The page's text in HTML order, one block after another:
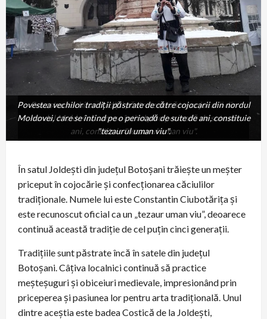
Povestea vechilor tradiții păstrate de către cojocarii din
nordul Moldovei, care se întind pe o perioadă de sute de
ani, constituie "tezaurul uman viu".
Povestea vechilor tradiții păstrate de către cojocarii din nordul
Moldovei, care se întind pe o perioadă de sute de ani, constituie
"tezaurul uman viu".
În satul Joldești din județul Botoșani trăiește un meșter
priceput în cojocărie și confecționarea căciulilor
tradiționale. Numele lui este Constantin Ciubotărița și
este recunoscut oficial ca un „tezaur uman viu”, deoarece
continuă această tradiție de cel puțin cinci generații.
Tradițiile sunt păstrate încă în satele din județul
Botoșani. Câțiva localnici continuă să practice
meșteșuguri și obiceiuri medievale, impresionând prin
priceperea și pasiunea lor pentru arta tradițională. Unul
dintre aceștia este badea Costică de la Joldești,